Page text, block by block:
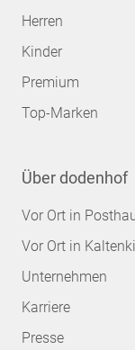
Herren
Kinder
Premium
Top-Marken
Über dodenhof
Vor Ort in
Vor Ort in
Unternehmen
Karriere
Presse